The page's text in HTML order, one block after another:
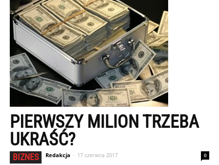
PIERWSZY MILION TRZEBA
UKRAŚĆ?
BIZNES Redakcja - 17 czerwca 2017 0